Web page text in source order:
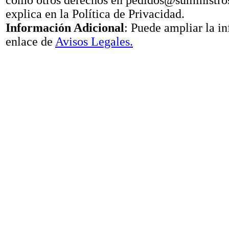
explica en la Política de Privacidad.
Información Adicional: Puede ampliar la
enlace de Avisos Legales.